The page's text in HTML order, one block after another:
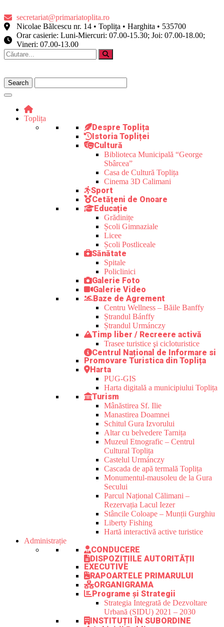
secretariat@primariatoplita.ro
Nicolae Bălcescu nr. 14 • Toplița • Harghita • 535700
Orar casierie: Luni-Miercuri: 07.00-15.30; Joi: 07.00-18.00;
Vineri: 07.00-13.00
Toplița
Despre Toplița
Istoria Topliței
Cultură
Biblioteca Municipală “George
Sbârcea”
Casa de Cultură Toplița
Cinema 3D Calimani
Sport
Cetățeni de Onoare
Educație
Grădinițe
Școli Gimnaziale
Licee
Școli Postliceale
Sănătate
Spitale
Policlinici
Galerie Foto
Galerie Video
Baze de Agrement
Centru Wellness – Băile Banffy
Ștrandul Bánffy
Ștrandul Urmánczy
Timp liber / Recreere activă
Trasee turistice şi cicloturistice
Centrul Național de Informare si
Promovare Turistica din Toplița
Harta
PUG-GIS
Harta digitală a municipiului Toplița
Turism
Mânăstirea Sf. Ilie
Manastirea Doamnei
Schitul Gura Izvorului
Altar cu belvedere Tarnița
Muzeul Etnografic – Centrul
Cultural Toplița
Castelul Urmánczy
Cascada de apă termală Toplița
Monumentul-mausoleu de la Gura
Secului
Parcul Național Călimani –
Rezervația Lacul Iezer
Stâncile Coloape – Munții Gurghiu
Liberty Fishing
Hartă interactivă active turistice
Administrație
CONDUCERE
DISPOZIȚIILE AUTORITĂȚII
EXECUTIVE
RAPOARTELE PRIMARULUI
ORGANIGRAMA
Programe și Strategii
Strategia Integrată de Dezvoltare
Urbană (SIDU) 2021 – 2030
INSTITUȚII ÎN SUBORDINE